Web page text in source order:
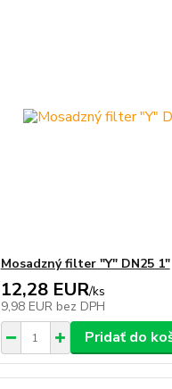
Mosadzný filter "Y" DN25 1"
12,28 EUR/ks
9,98 EUR bez DPH
Pridať do